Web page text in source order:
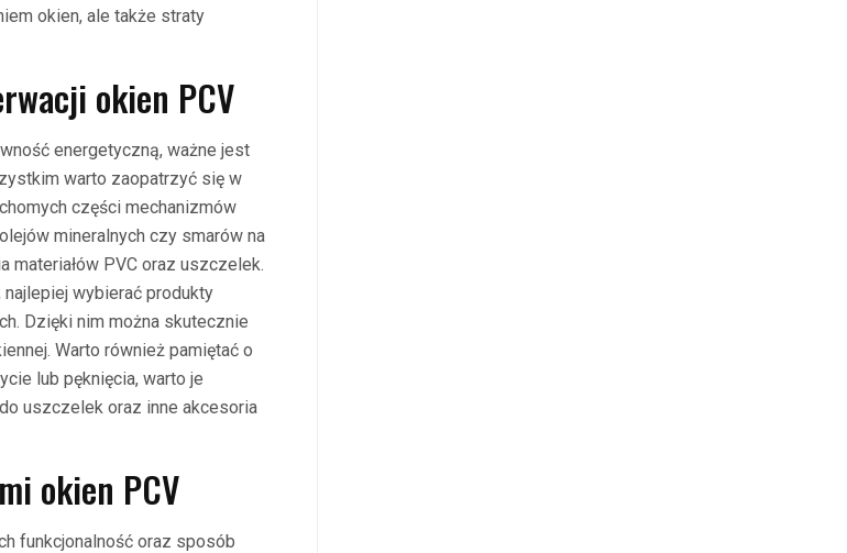
okien, ale także straty
okien PCV
energetyczną, ważne jest
warto zaopatrzyć się w
części mechanizmów
mineralnych czy smarów na
PVC oraz uszczelek.
wybierać produkty
Dzięki nim można skutecznie
Warto również pamiętać o
lub pęknięcia, warto je
uszczelek oraz inne akcesoria
okien PCV
funkcjonalność oraz sposób